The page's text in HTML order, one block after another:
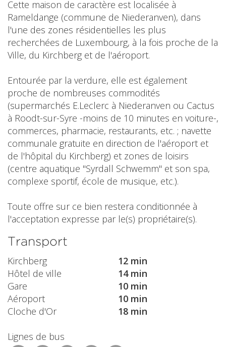
Cette maison de caractère est localisée à
Rameldange (commune de Niederanven), dans
l'une des zones résidentielles les plus
recherchées de Luxembourg, à la fois proche de la
Ville, du Kirchberg et de l'aéroport.
Entourée par la verdure, elle est également
proche de nombreuses commodités
(supermarchés E.Leclerc à Niederanven ou Cactus
à Roodt-sur-Syre -moins de 10 minutes en voiture-,
commerces, pharmacie, restaurants, etc. ; navette
communale gratuite en direction de l'aéroport et
de l'hôpital du Kirchberg) et zones de loisirs
(centre aquatique "Syrdall Schwemm" et son spa,
complexe sportif, école de musique, etc.).
Toute offre sur ce bien restera conditionnée à
l'acceptation expresse par le(s) propriétaire(s).
Transport
Kirchberg
12 min
Hôtel de ville
14 min
Gare
10 min
Aéroport
10 min
Cloche d'Or
18 min
Lignes de bus